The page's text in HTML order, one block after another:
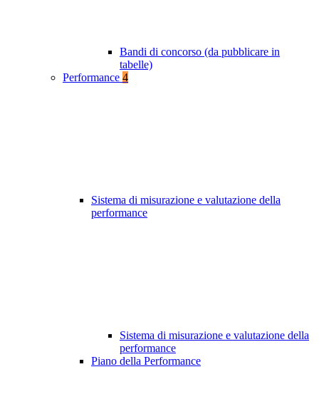
Bandi di concorso (da pubblicare in
tabelle)
Performance 4
Sistema di misurazione e valutazione della
performance
Sistema di misurazione e valutazione della
performance
Piano della Performance